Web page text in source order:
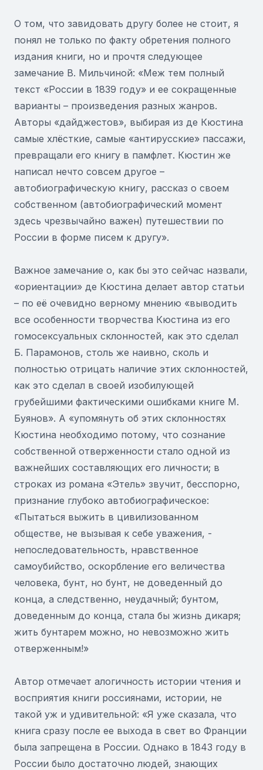
О том, что завидовать другу более не стоит, я
понял не только по факту обретения полного
издания книги, но и прочтя следующее
замечание В. Мильчиной: «Меж тем полный
текст «России в 1839 году» и ее сокращенные
варианты – произведения разных жанров.
Авторы «дайджестов», выбирая из де Кюстина
самые хлёсткие, самые «антирусские» пассажи,
превращали его книгу в памфлет. Кюстин же
написал нечто совсем другое –
автобиографическую книгу, рассказ о своем
собственном (автобиографический момент
здесь чрезвычайно важен) путешествии по
России в форме писем к другу».
Важное замечание о, как бы это сейчас назвали,
«ориентации» де Кюстина делает автор статьи
– по её очевидно верному мнению «выводить
все особенности творчества Кюстина из его
гомосексуальных склонностей, как это сделал
Б. Парамонов, столь же наивно, сколь и
полностью отрицать наличие этих склонностей,
как это сделал в своей изобилующей
грубейшими фактическими ошибками книге М.
Буянов». А «упомянуть об этих склонностях
Кюстина необходимо потому, что сознание
собственной отверженности стало одной из
важнейших составляющих его личности; в
строках из романа «Этель» звучит, бесспорно,
признание глубоко автобиографическое:
«Пытаться выжить в цивилизованном
обществе, не вызывая к себе уважения, -
непоследовательность, нравственное
самоубийство, оскорбление его величества
человека, бунт, но бунт, не доведенный до
конца, а следственно, неудачный; бунтом,
доведенным до конца, стала бы жизнь дикаря;
жить бунтарем можно, но невозможно жить
отверженным!»
Автор отмечает алогичность истории чтения и
восприятия книги россиянами, истории, не
такой уж и удивительной: «Я уже сказала, что
книга сразу после ее выхода в свет во Франции
была запрещена в России. Однако в 1843 году в
России было достаточно людей, знающих